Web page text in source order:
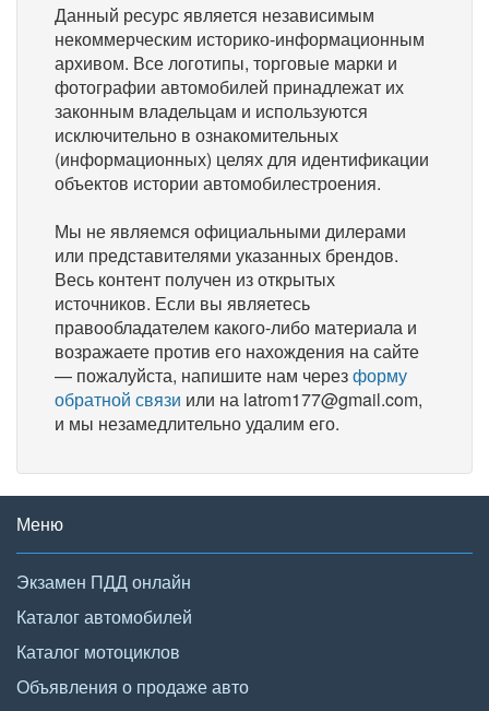
Данный ресурс является независимым
некоммерческим историко-информационным
архивом. Все логотипы, торговые марки и
фотографии автомобилей принадлежат их
законным владельцам и используются
исключительно в ознакомительных
(информационных) целях для идентификации
объектов истории автомобилестроения.
Мы не являемся официальными дилерами
или представителями указанных брендов.
Весь контент получен из открытых
источников. Если вы являетесь
правообладателем какого-либо материала и
возражаете против его нахождения на сайте
— пожалуйста, напишите нам черезформу
обратной связи или на latrom177@gmail.com,
и мы незамедлительно удалим его.
Меню
Экзамен ПДД онлайн
Каталог автомобилей
Каталог мотоциклов
Объявления о продаже авто